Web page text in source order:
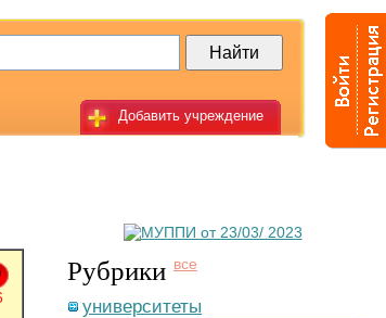
Добавить учреждение
Рубрики все
университеты